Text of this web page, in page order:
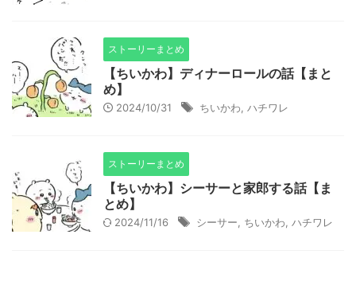
ストーリーまとめ
【ちいかわ】ディナーロールの話【まと
め】
2024/10/31 ちいかわ ハチワレ
ストーリーまとめ
【ちいかわ】シーサーと家郎する話【ま
とめ】
2024/11/16 シーサー ちいかわ ハチワレ